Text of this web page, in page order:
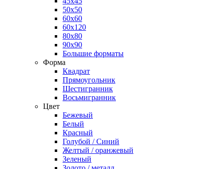
50x50
60x60
60x120
80x80
90x90
Большие форматы
Форма
Квадрат
Прямоугольник
Шестигранник
Восьмигранник
Цвет
Бежевый
Белый
Красный
Голубой / Синий
Желтый / оранжевый
Зеленый